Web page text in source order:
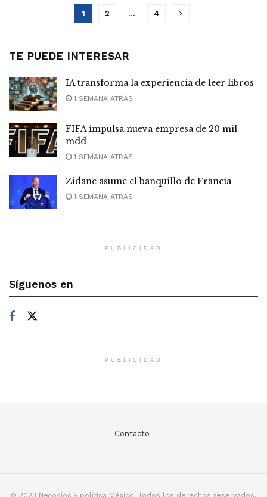
1 2 … 4
TE PUEDE INTERESAR
IA transforma la experiencia de leer libros
1 SEMANA ATRÁS
FIFA impulsa nueva empresa de 20 mil
mdd
1 SEMANA ATRÁS
Zidane asume el banquillo de Francia
1 SEMANA ATRÁS
PUBLICIDAD
Síguenos en
PUBLICIDAD
Contacto
© 2023 Negocios y política México. Todos los derechos reservados.